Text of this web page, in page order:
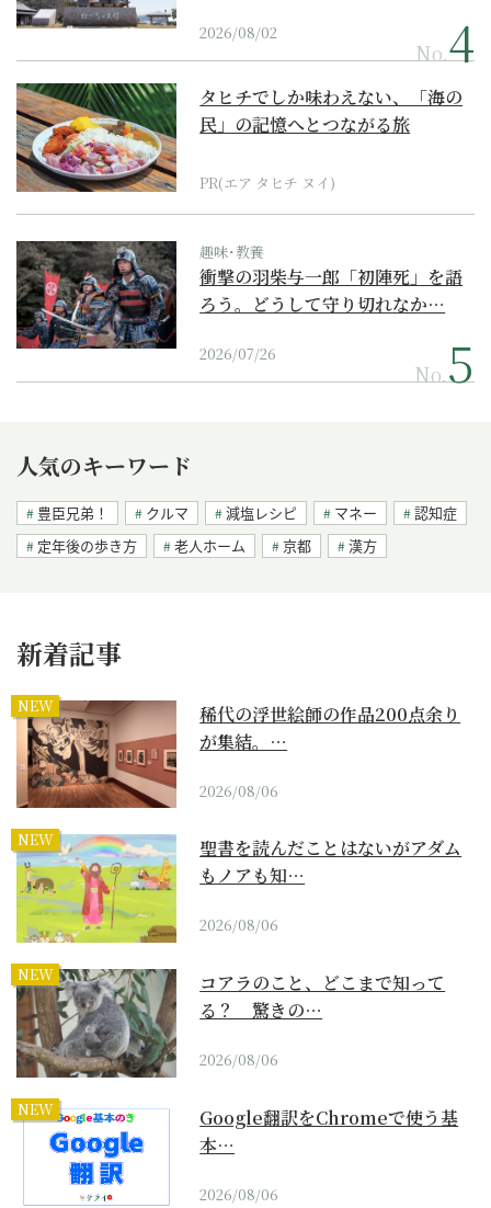
2026/08/02
No.
タヒチでしか味わえない、「海の
民」の記憶へとつながる旅
PR(エア タヒチ ヌイ)
趣味･教養
衝撃の羽柴与一郎「初陣死」を語
ろう。どうして守り切れなか…
2026/07/26
No.
人気のキーワード
豊臣兄弟！ クルマ 減塩レシピ マネー
認知症
定年後の歩き方
老人ホーム 京都 漢方
新着記事
NEW
稀代の浮世絵師の作品200点余り
が集結。…
2026/08/06
NEW
聖書を読んだことはないがアダム
もノアも知…
2026/08/06
NEW
コアラのこと、どこまで知って
る？ 驚きの…
2026/08/06
NEW
Google翻訳をChromeで使う基
本…
2026/08/06